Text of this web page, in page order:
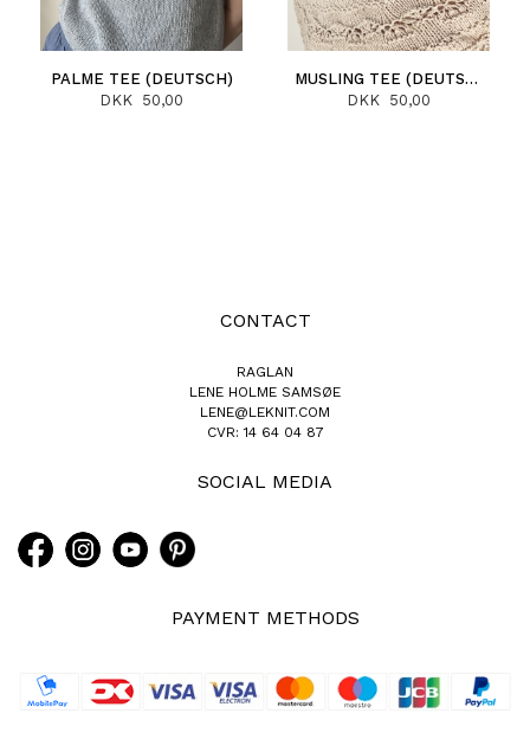
PALME TEE (DEUTSCH)
DKK 50,00
MUSLING TEE (DEUTSCH)
DKK 50,00
CONTACT
RAGLAN
LENE HOLME SAMSØE
LENE@LEKNIT.COM
CVR: 14 64 04 87
SOCIAL MEDIA
PAYMENT METHODS